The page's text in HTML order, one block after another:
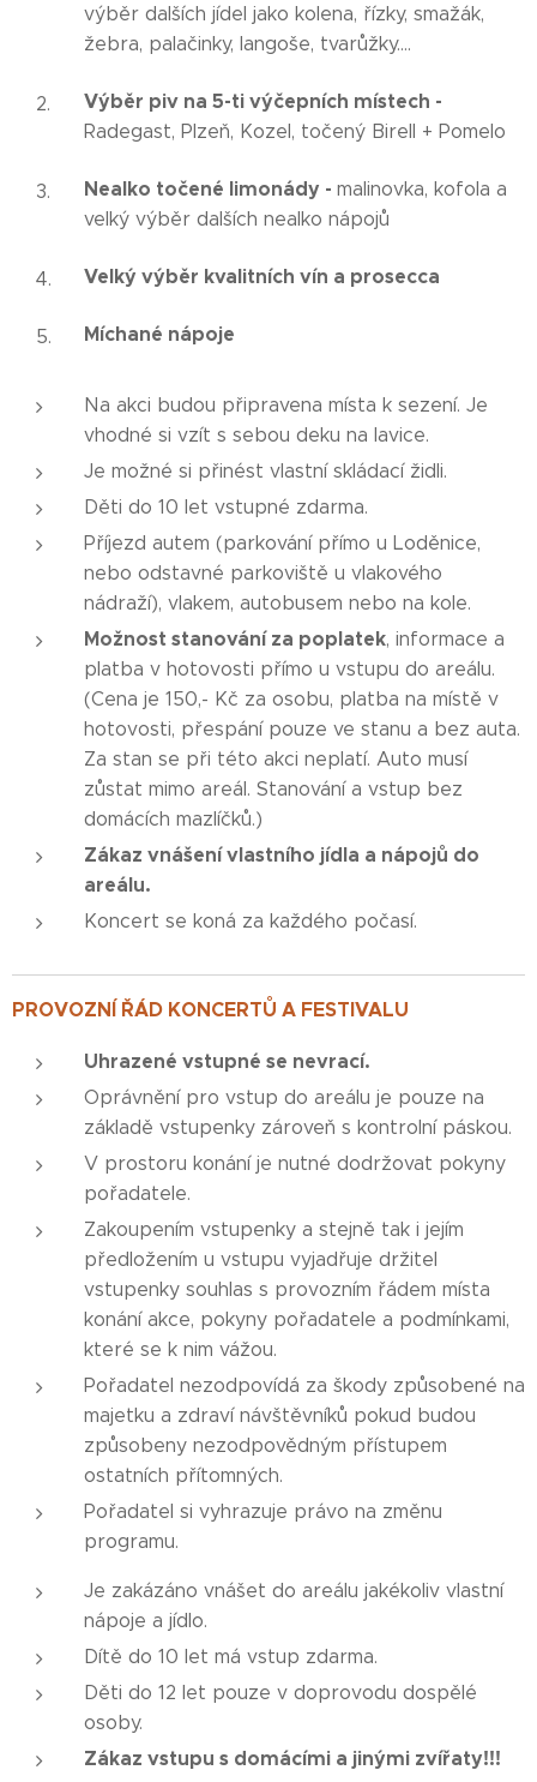
výběr dalších jídel jako kolena, řízky, smažák,
žebra, palačinky, langoše, tvarůžky....
Výběr piv na 5-ti výčepních místech -
Radegast, Plzeň, Kozel, točený Birell + Pomelo
Nealko točené limonády - malinovka, kofola a
velký výběr dalších nealko nápojů
Velký výběr kvalitních vín a prosecca
Míchané nápoje
Na akci budou připravena místa k sezení. Je
vhodné si vzít s sebou deku na lavice.
Je možné si přinést vlastní skládací židli.
Děti do 10 let vstupné zdarma.
Příjezd autem (parkování přímo u Loděnice,
nebo odstavné parkoviště u vlakového
nádraží), vlakem, autobusem nebo na kole.
Možnost stanování za poplatek, informace a
platba v hotovosti přímo u vstupu do areálu.
(Cena je 150,- Kč za osobu, platba na místě v
hotovosti, přespání pouze ve stanu a bez auta.
Za stan se při této akci neplatí. Auto musí
zůstat mimo areál. Stanování a vstup bez
domácích mazlíčků.)
Zákaz vnášení vlastního jídla a nápojů do
areálu.
Koncert se koná za každého počasí.
PROVOZNÍ ŘÁD KONCERTŮ A FESTIVALU
Uhrazené vstupné se nevrací.
Oprávnění pro vstup do areálu je pouze na
základě vstupenky zároveň s kontrolní páskou.
V prostoru konání je nutné dodržovat pokyny
pořadatele.
Zakoupením vstupenky a stejně tak i jejím
předložením u vstupu vyjadřuje držitel
vstupenky souhlas s provozním řádem místa
konání akce, pokyny pořadatele a podmínkami,
které se k nim vážou.
Pořadatel nezodpovídá za škody způsobené na
majetku a zdraví návštěvníků pokud budou
způsobeny nezodpovědným přístupem
ostatních přítomných.
Pořadatel si vyhrazuje právo na změnu
programu.
Je zakázáno vnášet do areálu jakékoliv vlastní
nápoje a jídlo.
Dítě do 10 let má vstup zdarma.
Děti do 12 let pouze v doprovodu dospělé
osoby.
Zákaz vstupu s domácími a jinými zvířaty!!!